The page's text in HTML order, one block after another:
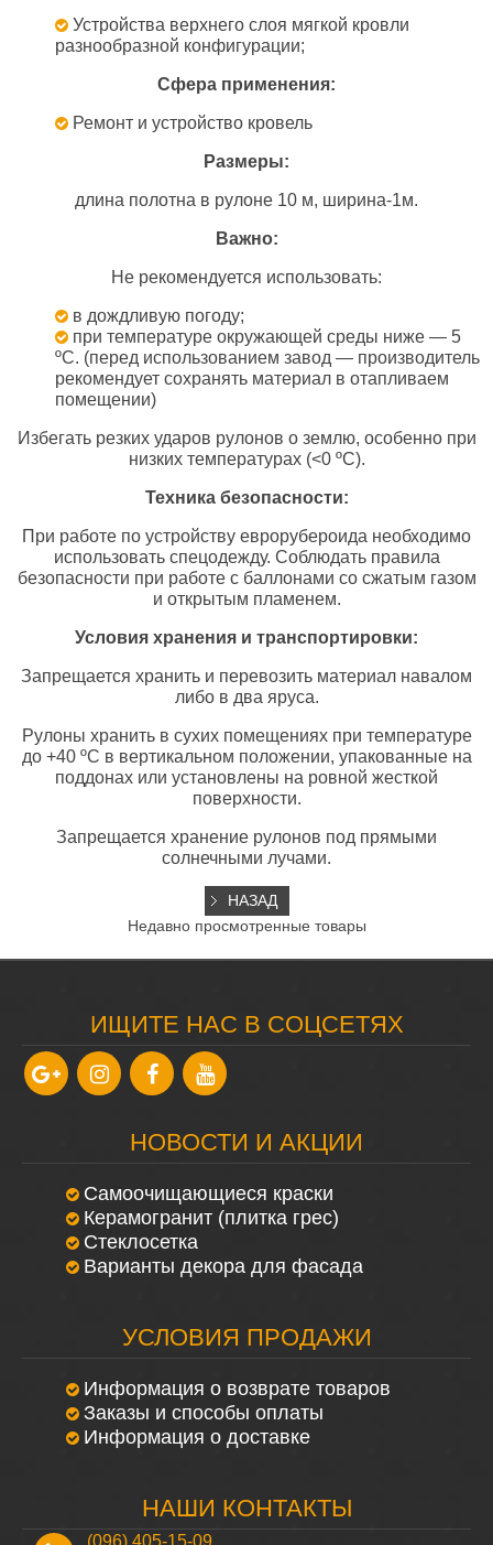
Устройства верхнего слоя мягкой кровли
разнообразной конфигурации;
Сфера применения:
Ремонт и устройство кровель
Размеры:
длина полотна в рулоне 10 м, ширина-1м.
Важно:
Не рекомендуется использовать:
в дождливую погоду;
при температуре окружающей среды ниже — 5
ºС. (перед использованием завод — производитель
рекомендует сохранять материал в отапливаем
помещении)
Избегать резких ударов рулонов о землю, особенно при
низких температурах (<0 ºС).
Техника безопасности:
При работе по устройству еврорубероида необходимо
использовать спецодежду. Соблюдать правила
безопасности при работе с баллонами со сжатым газом
и открытым пламенем.
Условия хранения и транспортировки:
Запрещается хранить и перевозить материал навалом
либо в два яруса.
Рулоны хранить в сухих помещениях при температуре
до +40 ºС в вертикальном положении, упакованные на
поддонах или установлены на ровной жесткой
поверхности.
Запрещается хранение рулонов под прямыми
солнечными лучами.
Недавно просмотренные товары
ИЩИТЕ НАС В СОЦСЕТЯХ
НОВОСТИ И АКЦИИ
Самоочищающиеся краски
Керамогранит (плитка грес)
Стеклосетка
Варианты декора для фасада
УСЛОВИЯ ПРОДАЖИ
Информация о возврате товаров
Заказы и способы оплаты
Информация о доставке
НАШИ КОНТАКТЫ
(096) 405-15-09